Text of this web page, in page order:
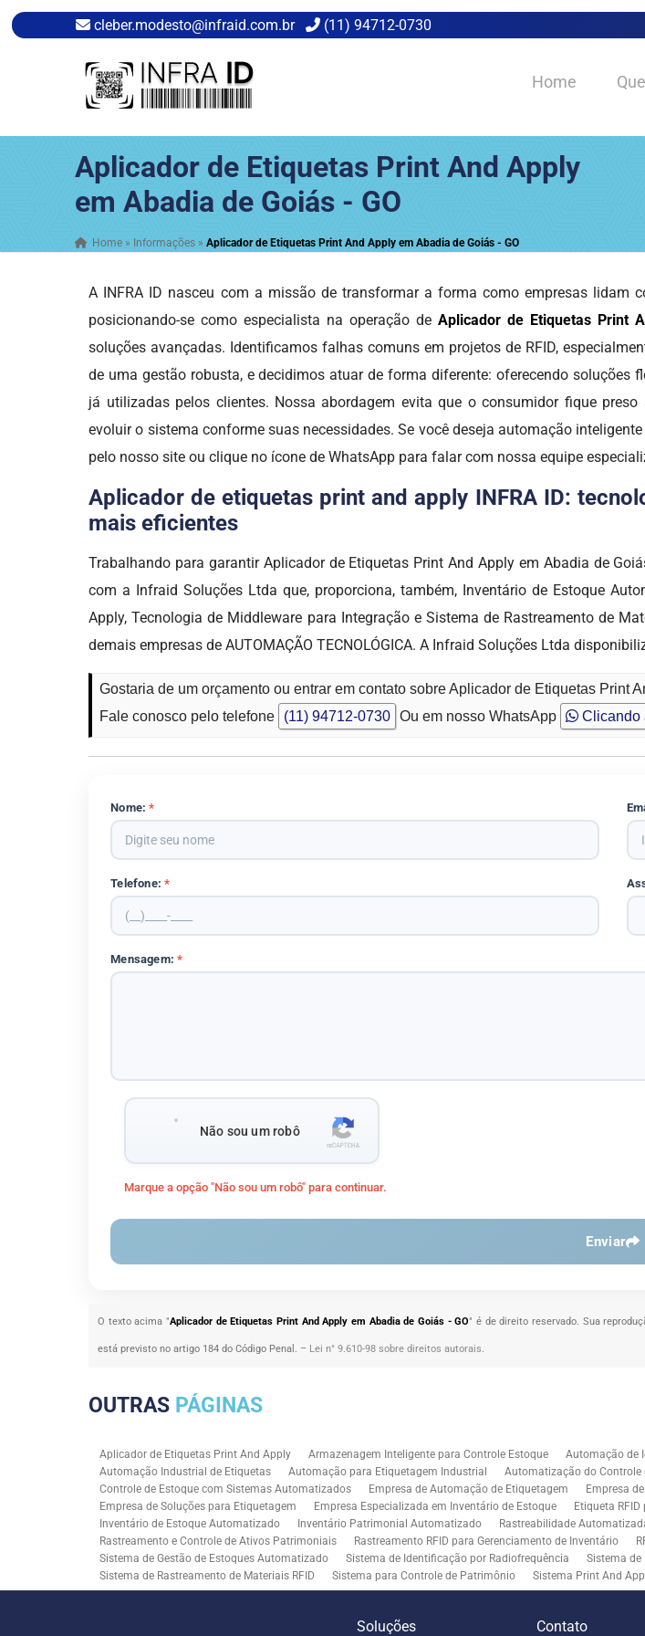
cleber.modesto@infraid.com.br (11) 94712-0730
Home
Aplicador de Etiquetas Print And Apply
em Abadia de Goiás - GO
Home » Informações »Aplicador de Etiquetas Print And Apply em Abadia de Goiás - GO
A INFRA ID nasceu com a missão de transformar a forma como empresas lidam
posicionando-se como especialista na operação deAplicador de Etiquetas Print
soluções avançadas. Identificamos falhas comuns em projetos de RFID,
de uma gestão robusta, e decidimos atuar de forma diferente: oferecendo soluções
já utilizadas pelos clientes. Nossa abordagem evita que o consumidor fique
evoluir o sistema conforme suas necessidades. Se você deseja automação
pelo nosso site ou clique no ícone de WhatsApp para falar com nossa equipe
Aplicador de etiquetas print and apply INFRA ID:
mais eficientes
Trabalhando para garantir Aplicador de Etiquetas Print And Apply em Abadia de
com a Infraid Soluções Ltda que, proporciona, também, Inventário de Estoque
Apply, Tecnologia de Middleware para Integração e Sistema de Rastreamento de
demais empresas de AUTOMAÇÃO TECNOLÓGICA. A Infraid Soluções Ltda
Gostaria de um orçamento ou entrar em contato sobre Aplicador de Etiquetas Print
Fale conosco pelo telefone
(11) 94712-0730 Ou em nosso WhatsApp Clicando
Nome:*
Telefone:*
Mensagem:*
Não sou um robô
Marque a opção "Não sou um robô" para continuar.
Enviar
O texto acima "Aplicador de Etiquetas Print And Apply em Abadia de Goiás - GO" é de direito reservado. Sua
está previsto no artigo 184 do Código Penal. – Lei n° 9.610-98 sobre direitos autorais.
OUTRAS PÁGINAS
Aplicador de Etiquetas Print And Apply Armazenagem Inteligente para Controle Estoque Automação de
Automação Industrial de Etiquetas
Automação para Etiquetagem Industrial Automatização do Controle
Controle de Estoque com Sistemas Automatizados
Empresa de Automação de Etiquetagem Empresa
Empresa de Soluções para Etiquetagem
Empresa Especializada em Inventário de Estoque Etiqueta
Inventário de Estoque Automatizado
Inventário Patrimonial Automatizado Rastreabilidade
Rastreamento e Controle de Ativos Patrimoniais
Rastreamento RFID para Gerenciamento de Inventário
Sistema de Gestão de Estoques Automatizado
Sistema de Identificação por Radiofrequência Sistema
Sistema de Rastreamento de Materiais RFID
Sistema para Controle de Patrimônio Sistema Print And
Solução RFID para Controle Patrimonial Industrial
Solução RFID para Indústria Soluções de Impressão
Tecnologia de Middleware para Integração Tecnologia de
Soluções Contato